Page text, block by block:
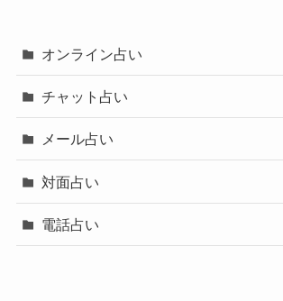
オンライン占い
チャット占い
メール占い
対面占い
電話占い